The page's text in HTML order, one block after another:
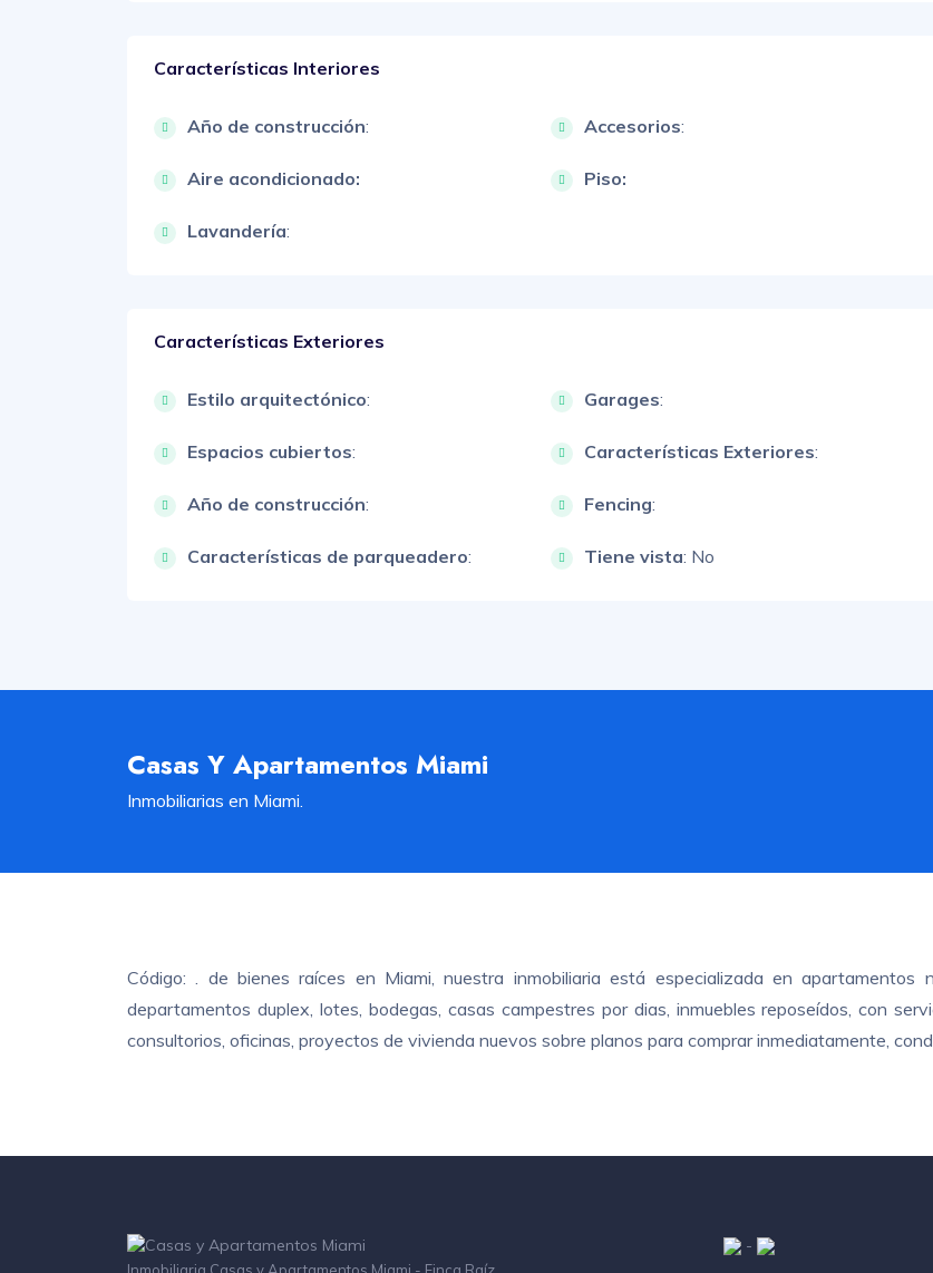
Características Interiores
Año de construcción: Accesorios:
Aire acondicionado: Piso:
Lavandería:
Características Exteriores
Estilo arquitectónico: Garages:
Espacios cubiertos: Características Exteriores:
Año de construcción: Fencing:
Características de parqueadero: Tiene vista: No
Casas Y Apartamentos Miami
Inmobiliarias en Miami.
Código: . de bienes raíces en Miami, nuestra inmobiliaria está especializada en apartamentos
departamentos duplex, lotes, bodegas, casas campestres por dias, inmuebles reposeídos, con
consultorios, oficinas, proyectos de vivienda nuevos sobre planos para comprar inmediatamente,
-